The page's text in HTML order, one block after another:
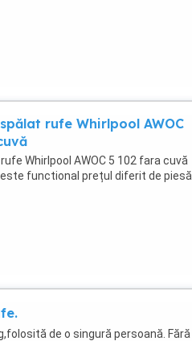
rufe Whirlpool AWOC
Whirlpool AWOC 5 102 fara cuvă
functional prețul diferit de piesă.
de o singură persoană. Fără